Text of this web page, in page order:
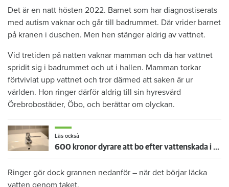
Det är en natt hösten 2022. Barnet som har diagnostiserats
med autism vaknar och går till badrummet. Där vrider barnet
på kranen i duschen. Men hen stänger aldrig av vattnet.
Vid tretiden på natten vaknar mamman och då har vattnet
spridit sig i badrummet och ut i hallen. Mamman torkar
förtvivlat upp vattnet och tror därmed att saken är ur
världen. Hon ringer därför aldrig till sin hyresvärd
Örebrobostäder, Öbo, och berättar om olyckan.
Läs också
600 kronor dyrare att bo efter vattenskada i Varberg
Ringer gör dock grannen nedanför – när det börjar läcka
vatten genom taket.